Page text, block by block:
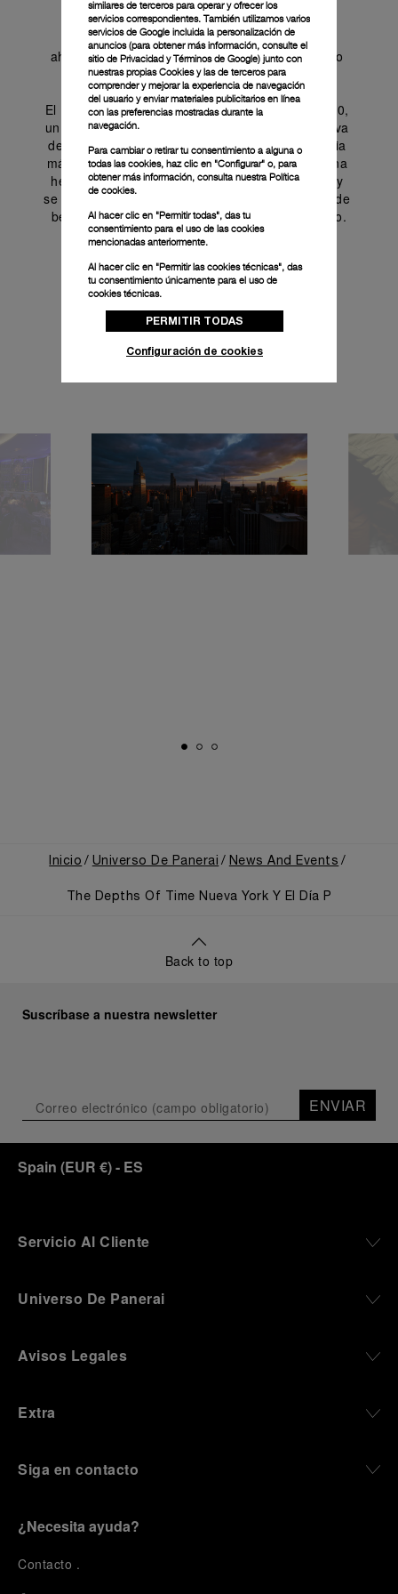
protector de la corona lleva la inscripción
"Paneristi", y el fondo transparente de cristal
ahumado está adornado con el logotipo del 25.o
aniversario de Paneristi.
El PAM02025 está equipado con el calibre P.6000,
un movimiento de cuerda manual con una reserva
de marcha de 3 días, que ofrece una experiencia
más atractiva para quien lo lleva. Cuenta con una
hermeticidad de hasta 30 bares (~300 metros) y
se complementa con una correa vintage de piel de
becerro con hebilla trapezoidal de acero Brunito.
Inicio Universo De Panerai News And Events
The Depths Of Time Nueva York Y El Día P
Back to top
Suscríbase a nuestra newsletter
ENVIAR
Spain (EUR €)- ES
Servicio Al Cliente
Universo De Panerai
Avisos Legales
Extra
Siga en contacto
¿Necesita ayuda?
Contacto .
similares de terceros para operar y ofrecer los
servicios correspondientes. También utilizamos varios
servicios de Google incluida la personalización de
anuncios (para obtener más información, consulte el
sitio de Privacidad y Términos de Google) junto con
nuestras propias Cookies y las de terceros para
comprender y mejorar la experiencia de navegación
del usuario y enviar materiales publicitarios en línea
con las preferencias mostradas durante la
navegación.
Para cambiar o retirar tu consentimiento a alguna o
todas las cookies, haz clic en "Configurar" o, para
obtener más información, consulta nuestra Política
de cookies.
Al hacer clic en "Permitir todas", das tu
consentimiento para el uso de las cookies
mencionadas anteriormente.
Al hacer clic en "Permitir las cookies técnicas", das
tu consentimiento únicamente para el uso de
cookies técnicas.
PERMITIR TODAS
Configuración de cookies